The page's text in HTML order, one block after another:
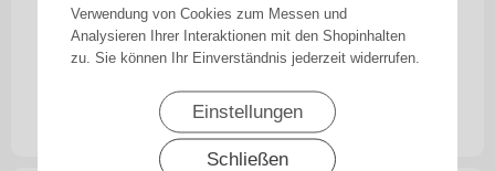
Verwendung von Cookies zum Messen und
Analysieren Ihrer Interaktionen mit den Shopinhalten
zu. Sie können Ihr Einverständnis jederzeit widerrufen.
Einstellungen
Schließen
Becker - Sonnenschutzantrieb R20-17-C12 Plus
mit integriertem bidirektionalem Funkempfänger
inkl. 19% MwSt.zzgl. Versand
ab 254,50€